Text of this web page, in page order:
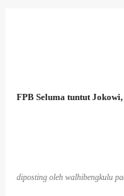
FPB Seluma tuntut
diposting oleh walhibengkulu